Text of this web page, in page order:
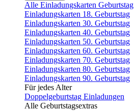
Alle Einladungskarten Geburtstag
Einladungskarten 18. Geburtstag
Einladungskarten 30. Geburtstag
Einladungskarten 40. Geburtstag
Einladungskarten 50. Geburtstag
Einladungskarten 60. Geburtstag
Einladungskarten 70. Geburtstag
Einladungskarten 80. Geburtstag
Einladungskarten 90. Geburtstag
Für jedes Alter
Doppelgeburtstag Einladungen
Alle Geburtstagsextras